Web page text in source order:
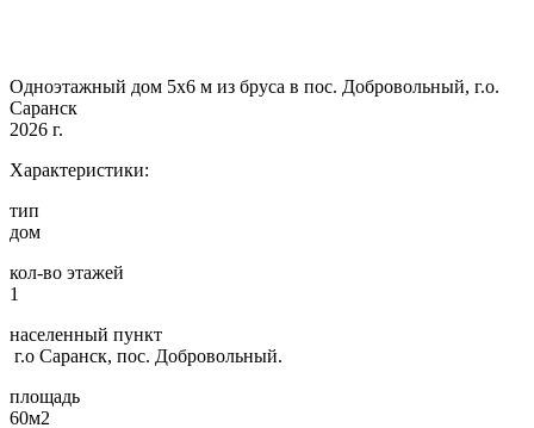
Одноэтажный дом 5х6 м из бруса в пос. Добровольный, г.о.
Саранск
2026 г.
Характеристики:
тип
дом
кол-во этажей
1
населенный пункт
г.о Саранск, пос. Добровольный.
площадь
60м2